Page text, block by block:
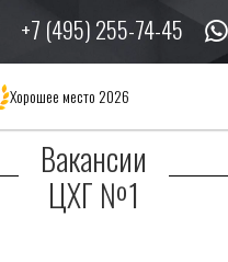
+7 (495) 255-74-45
Хорошее место 2026
Вакансии ЦХГ №1
Вакансии
ЦХГ №1